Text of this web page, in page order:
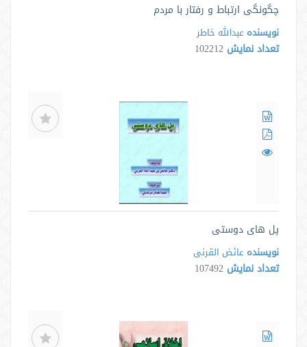
چگونگی ارتباط و رفتار با مردم
نویسنده عبدالله خاطر
تعداد نمایش 102212
پل های دوستی
نویسنده عائض القرنی
تعداد نمایش 107492